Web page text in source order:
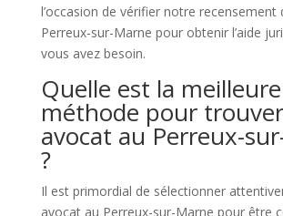
l’occasion de vérifier notre recensement
Perreux-sur-Marne pour obtenir l’aide
vous avez besoin.
Quelle est la meilleure
méthode pour
avocat au Perreux-
?
Il est primordial de sélectionner
avocat au Perreux-sur-Marne pour être